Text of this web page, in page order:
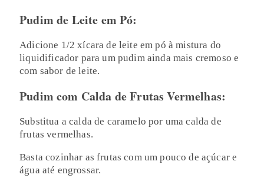
Pudim de Leite em Pó:
Adicione 1/2 xícara de leite em pó à mistura do
liquidificador para um pudim ainda mais cremoso e
com sabor de leite.
Pudim com Calda de Frutas Vermelhas:
Substitua a calda de caramelo por uma calda de
frutas vermelhas.
Basta cozinhar as frutas com um pouco de açúcar e
água até engrossar.